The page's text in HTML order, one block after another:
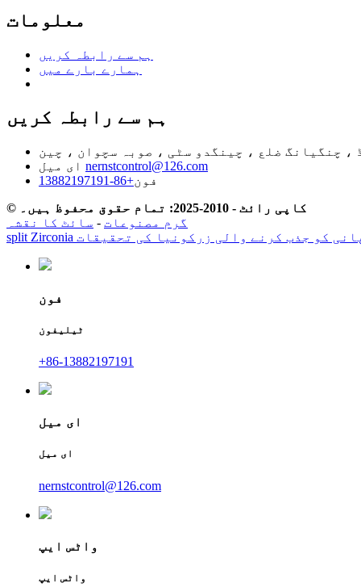
معلومات
ہم سے رابطہ کریں
ہمارے بارے میں
ہم سے رابطہ کریں
ای میل nernstcontrol@126.com
فون+86-13882197191
© کاپی رائٹ - 2010-2025: تمام حقوق محفوظ ہیں۔
گرم مصنوعات - سائٹ کا نقشہ
پانی کو جذب کرنے والی زرکونیا کی تحقیقات
فون
ٹیلیفون
+86-13882197191
ای میل
ای میل
nernstcontrol@126.com
واٹس ایپ
واٹس ایپ